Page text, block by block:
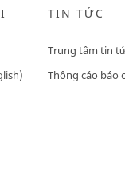
TIN TỨC
Trung tâm tin
Thông cáo báo